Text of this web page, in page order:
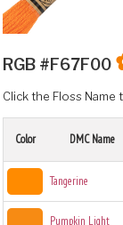
RGB #F67F00
Click the Floss
Color DMC Name
Tangerine
Pumpkin Light